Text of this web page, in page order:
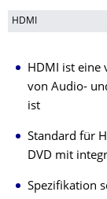
HDMI
HDMI ist eine
von Audio-
ist
Standard für
DVD mit
Spezifikation